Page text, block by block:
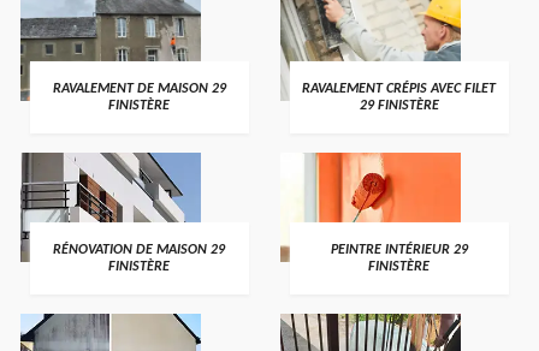
RAVALEMENT DE MAISON 29
FINISTÈRE
RAVALEMENT CRÉPIS AVEC FILET
29 FINISTÈRE
RÉNOVATION DE MAISON 29
FINISTÈRE
PEINTRE INTÉRIEUR 29
FINISTÈRE